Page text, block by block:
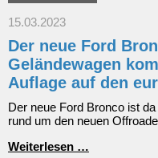
15.03.2023
Der neue Ford
Geländewagen
Auflage auf den
Der neue Ford Bronco ist
rund um den neuen
Weiterlesen …